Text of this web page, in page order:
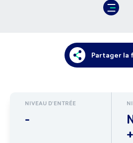
Partager la
NIVEAU D'ENTRÉE
-